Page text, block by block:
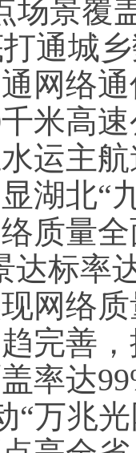
场景覆
通城
网络
米高
运主
湖北“
质量
达标率
网络
完善
率达
“万兆